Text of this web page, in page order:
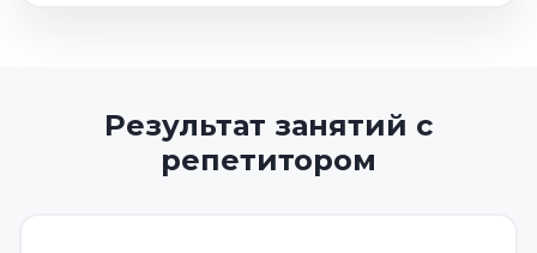
Результат занятий с
репетитором